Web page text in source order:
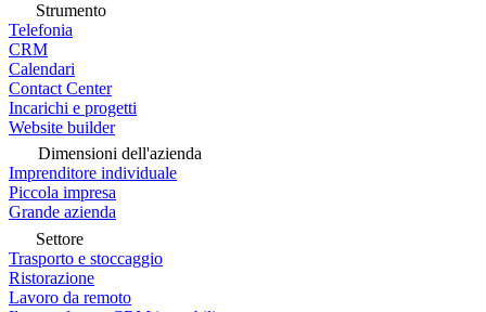
Strumento
Telefonia
CRM
Calendari
Contact Center
Incarichi e progetti
Website builder
Dimensioni dell'azienda
Imprenditore individuale
Piccola impresa
Grande azienda
Settore
Trasporto e stoccaggio
Ristorazione
Lavoro da remoto